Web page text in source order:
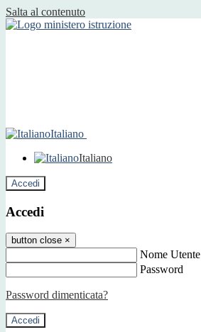
Salta al contenuto
Italiano
Italiano
Accedi
Accedi
button close ×
Nome Utente
Password
Password dimenticata?